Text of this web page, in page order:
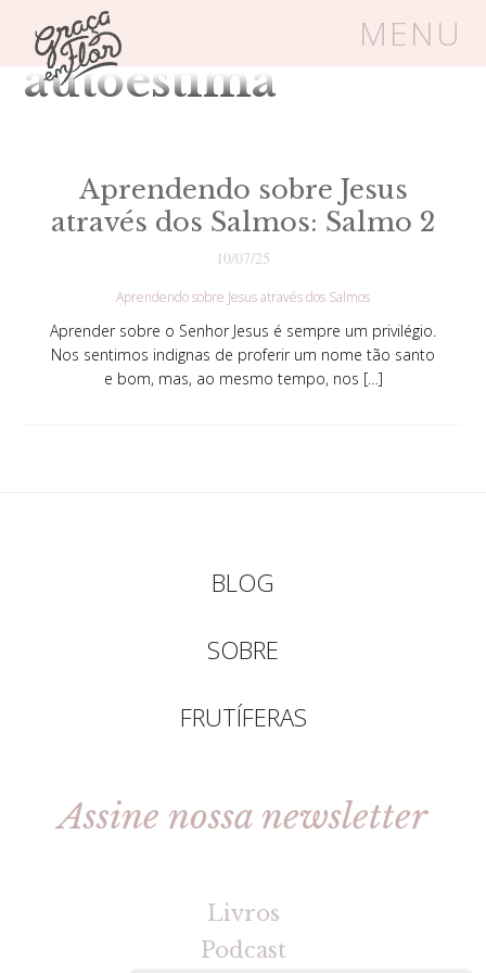
MENU
Um espaço seguro onde mulheres
BLOG
SOBRE
Tag Arquivos:
autoestima
Aprendendo sobre Jesus
através dos Salmos: Salmo 2
10/07/25
Aprendendo sobre Jesus através dos Salmos
Aprender sobre o Senhor Jesus é sempre um privilégio.
Nos sentimos indignas de proferir um nome tão santo
e bom, mas, ao mesmo tempo, nos […]
BLOG
SOBRE
FRUTÍFERAS
Assine nossa newsletter
Livros
Podcast